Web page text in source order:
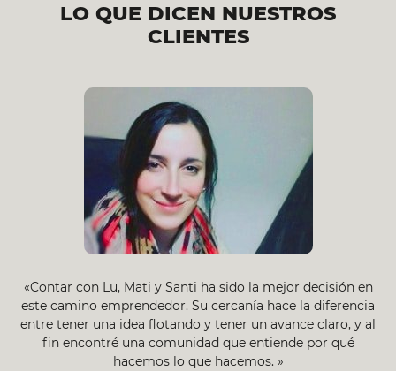
LO QUE DICEN NUESTROS
CLIENTES
«Contar con Lu, Mati y Santi ha sido la mejor decisión en
este camino emprendedor. Su cercanía hace la diferencia
entre tener una idea flotando y tener un avance claro, y al
fin encontré una comunidad que entiende por qué
hacemos lo que hacemos. »